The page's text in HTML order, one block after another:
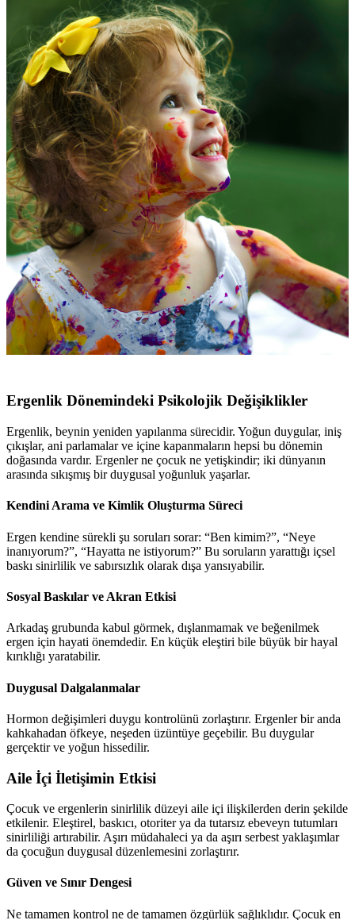
Ergenlik Dönemindeki Psikolojik Değişiklikler
Ergenlik, beynin yeniden yapılanma sürecidir. Yoğun duygular, iniş
çıkışlar, ani parlamalar ve içine kapanmaların hepsi bu dönemin
doğasında vardır. Ergenler ne çocuk ne yetişkindir; iki dünyanın
arasında sıkışmış bir duygusal yoğunluk yaşarlar.
Kendini Arama ve Kimlik Oluşturma Süreci
Ergen kendine sürekli şu soruları sorar: “Ben kimim?”, “Neye
inanıyorum?”, “Hayatta ne istiyorum?” Bu soruların yarattığı içsel
baskı sinirlilik ve sabırsızlık olarak dışa yansıyabilir.
Sosyal Baskılar ve Akran Etkisi
Arkadaş grubunda kabul görmek, dışlanmamak ve beğenilmek
ergen için hayati önemdedir. En küçük eleştiri bile büyük bir hayal
kırıklığı yaratabilir.
Duygusal Dalgalanmalar
Hormon değişimleri duygu kontrolünü zorlaştırır. Ergenler bir anda
kahkahadan öfkeye, neşeden üzüntüye geçebilir. Bu duygular
gerçektir ve yoğun hissedilir.
Aile İçi İletişimin Etkisi
Çocuk ve ergenlerin sinirlilik düzeyi aile içi ilişkilerden derin şekilde
etkilenir. Eleştirel, baskıcı, otoriter ya da tutarsız ebeveyn tutumları
sinirliliği artırabilir. Aşırı müdahaleci ya da aşırı serbest yaklaşımlar
da çocuğun duygusal düzenlemesini zorlaştırır.
Güven ve Sınır Dengesi
Ne tamamen kontrol ne de tamamen özgürlük sağlıklıdır. Çocuk en